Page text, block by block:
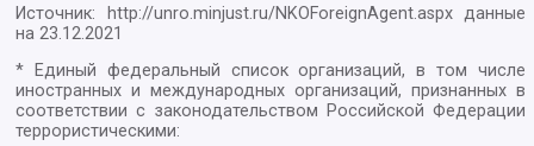
Источник: http://unro.minjust.ru/NKOForeignAgent.aspxданные
на23.12.2021
* Единый федеральный список организаций, в том числе
иностранных и международных организаций, признанных в
соответствии с законодательством Российской Федерации
террористическими: